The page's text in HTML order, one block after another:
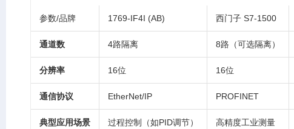
参数/品牌 1769-IF4I (AB) 西门子 S7-1500
通道数 4路隔离 8路（可选隔离）
分辨率 16位 16位
通信协议 EtherNet/IP PROFINET
典型应用场景 过程控制（如PID调节） 高精度工业测量